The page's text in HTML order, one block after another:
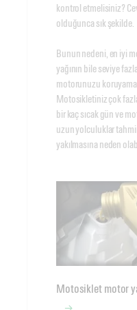
kontrol etmelisiniz?
olduğunca sık şekilde.
Bunun nedeni, en iyi
yağının bile seviye
motorunuzu
Motosikletiniz çok
bir kaç sıcak gün ve
uzun yolculuklar
yakılmasına neden
Motosiklet motor